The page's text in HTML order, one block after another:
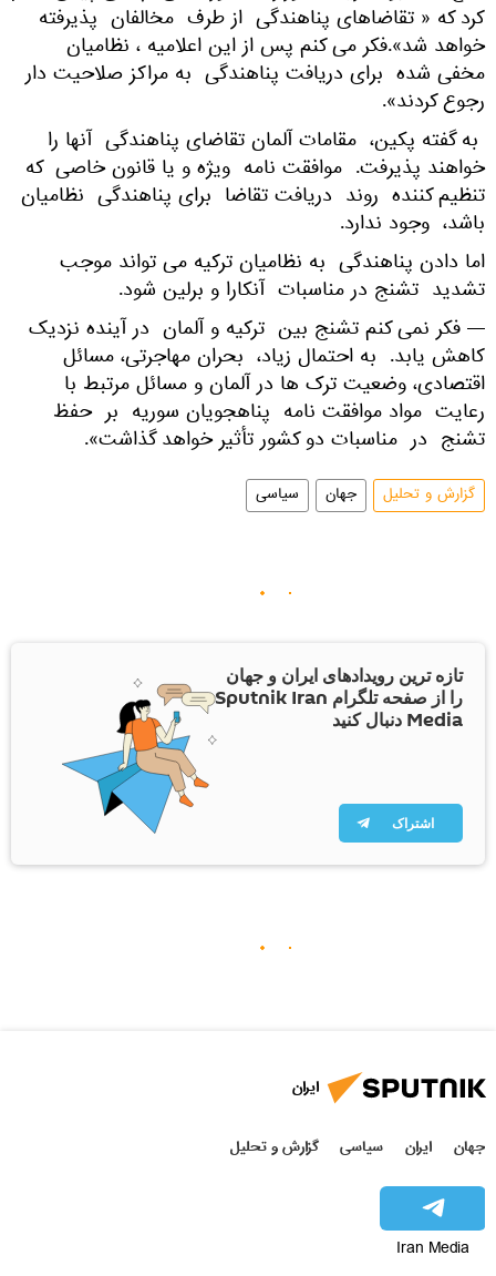
کرد که « تقاضاهای پناهندگی از طرف مخالفان پذیرفته
خواهد شد».فکر می کنم پس از این اعلامیه ، نظامیان
مخفی شده برای دریافت پناهندگی به مراکز صلاحیت دار
رجوع کردند».
به گفته پکین، مقامات آلمان تقاضای پناهندگی آنها را
خواهند پذیرفت. موافقت نامه ویژه و یا قانون خاصی که
تنظیم کننده روند دریافت تقاضا برای پناهندگی نظامیان
باشد، وجود ندارد.
اما دادن پناهندگی به نظامیان ترکیه می تواند موجب
تشدید تشنج در مناسبات آنکارا و برلین شود.
— فکر نمی کنم تشنج بین ترکیه و آلمان در آینده نزدیک
کاهش یابد. به احتمال زیاد، بحران مهاجرتی، مسائل
اقتصادی، وضعیت ترک ها در آلمان و مسائل مرتبط با
رعایت مواد موافقت نامه پناهجویان سوریه بر حفظ
تشنج در مناسبات دو کشور تأثیر خواهد گذاشت».
گزارش و تحلیل جهان سیاسی
تازه ترین رویدادهای ایران و جهان
را از صفحه تلگرام Sputnik Iran
Media دنبال کنید
اشتراک
ایران
جهان ایران سیاسی گزارش و تحلیل
Iran Media